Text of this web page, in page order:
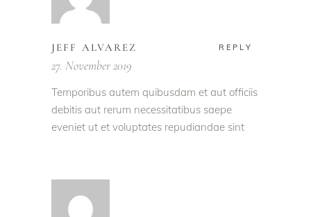
JEFF ALVAREZ REPLY
27. November 2019
Temporibus autem quibusdam et aut officiis
debitis aut rerum necessitatibus saepe
eveniet ut et voluptates repudiandae sint